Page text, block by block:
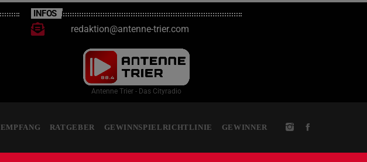
INFOS
redaktion@antenne-trier.com
Antenne Trier - Das Cityradio
EMPFANG RATGEBER GEWINNSPIELRICHTLINIE GEWINNER